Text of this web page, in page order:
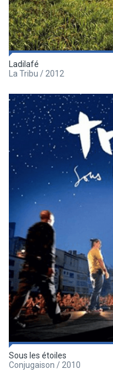
Ladilafé
La Tribu / 2012
Sous les étoiles
Conjugaison / 2010